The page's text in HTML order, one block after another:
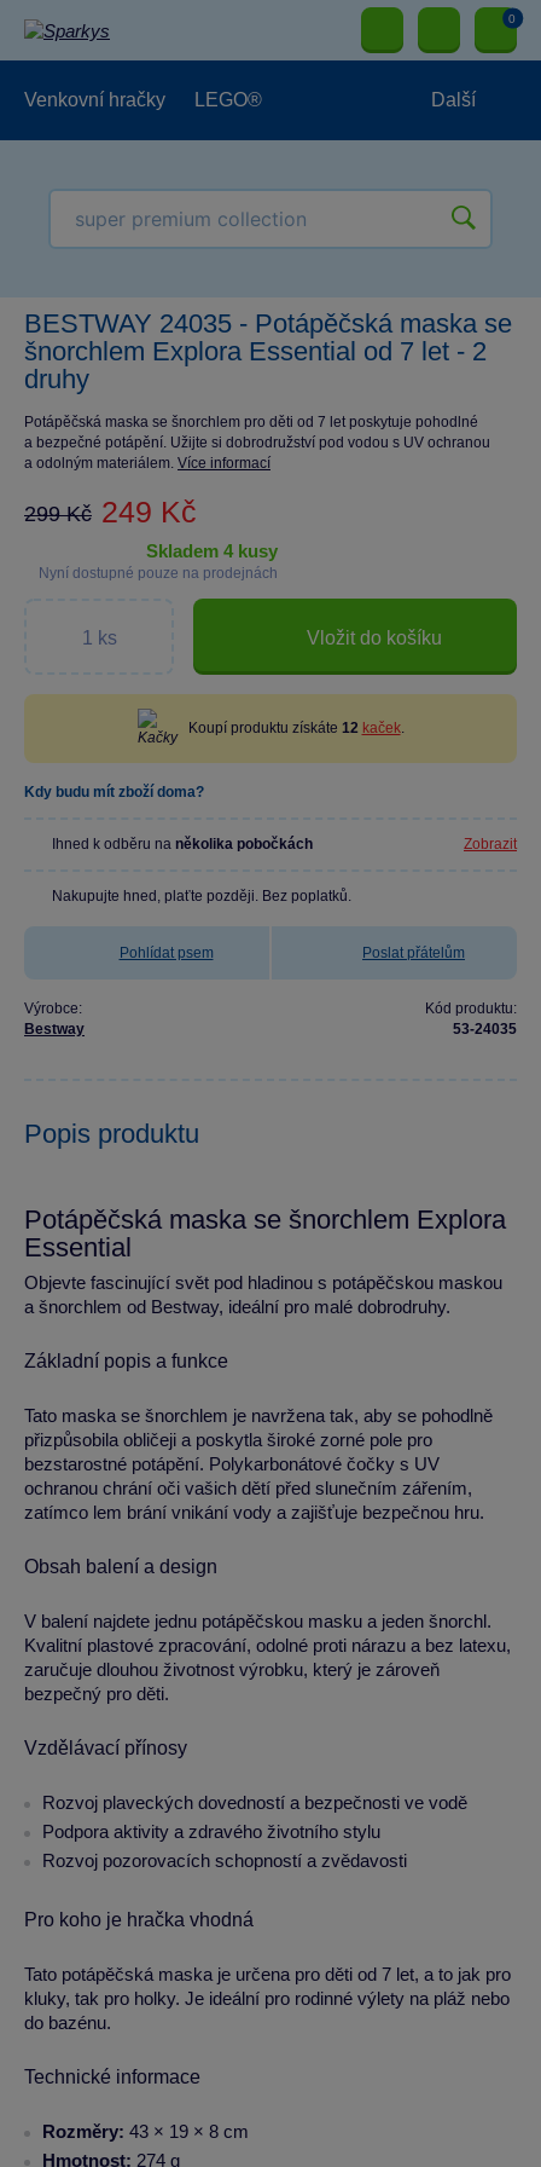
0
Venkovní hračky LEGO® Další
BESTWAY 24035 - Potápěčská maska se
šnorchlem Explora Essential od 7 let - 2
druhy
Potápěčská maska se šnorchlem pro děti od 7 let poskytuje pohodlné
a bezpečné potápění. Užijte si dobrodružství pod vodou s UV ochranou
a odolným materiálem. Více informací
299 Kč 249 Kč
skladem 4 kusy
Nyní dostupné pouze na prodejnách
Vložit do košíku
Koupí produktu získáte 12 kaček.
Kdy budu mít zboží doma?
Ihned k odběru na několika pobočkách Zobrazit
Nakupujte hned, plaťte později. Bez poplatků.
Pohlídat psem Poslat přátelům
Výrobce:
Bestway
Kód produktu:
53-24035
Popis produktu
Potápěčská maska se šnorchlem Explora
Essential
Objevte fascinující svět pod hladinou s potápěčskou maskou
a šnorchlem od Bestway, ideální pro malé dobrodruhy.
Základní popis a funkce
Tato maska se šnorchlem je navržena tak, aby se pohodlně
přizpůsobila obličeji a poskytla široké zorné pole pro
bezstarostné potápění. Polykarbonátové čočky s UV
ochranou chrání oči vašich dětí před slunečním zářením,
zatímco lem brání vnikání vody a zajišťuje bezpečnou hru.
Obsah balení a design
V balení najdete jednu potápěčskou masku a jeden šnorchl.
Kvalitní plastové zpracování, odolné proti nárazu a bez latexu,
zaručuje dlouhou životnost výrobku, který je zároveň
bezpečný pro děti.
Vzdělávací přínosy
Rozvoj plaveckých dovedností a bezpečnosti ve vodě
Podpora aktivity a zdravého životního stylu
Rozvoj pozorovacích schopností a zvědavosti
Pro koho je hračka vhodná
Tato potápěčská maska je určena pro děti od 7 let, a to jak pro
kluky, tak pro holky. Je ideální pro rodinné výlety na pláž nebo
do bazénu.
Technické informace
Rozměry: 43 × 19 × 8 cm
Hmotnost: 274 g